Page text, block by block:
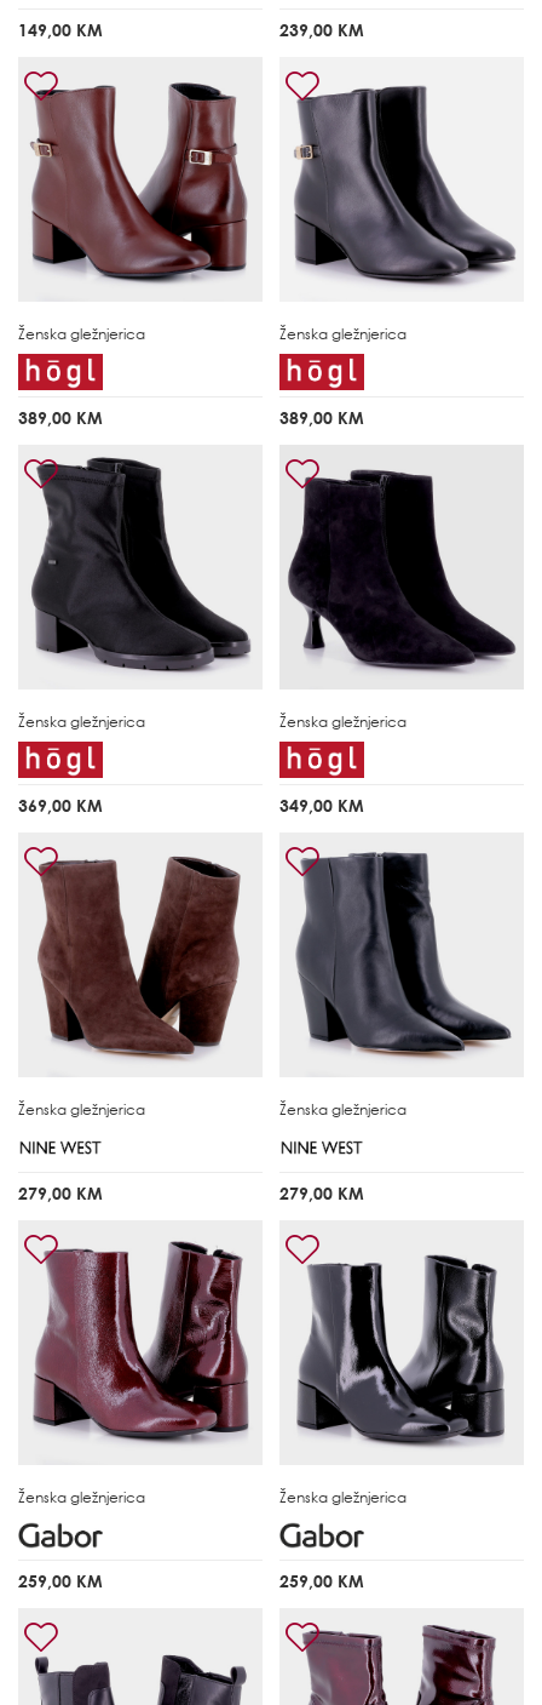
149,00 KM 239,00 KM
Ženska gležnjerica
389,00 KM
Ženska gležnjerica
389,00 KM
Ženska gležnjerica
369,00 KM
Ženska gležnjerica
349,00 KM
Ženska gležnjerica
279,00 KM
Ženska gležnjerica
279,00 KM
Ženska gležnjerica
259,00 KM
Ženska gležnjerica
259,00 KM